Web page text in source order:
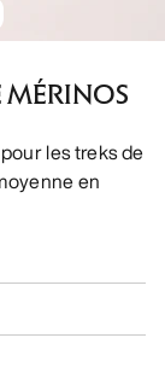
MÉRINOS
les treks de
en